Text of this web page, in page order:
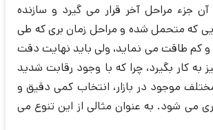
جزء مراحل آخر قرار می گیرد و سازنده
که متحمل شده و مراحل زمان بری که طی
و کم طاقت می نماید، ولی باید نهایت دقت
به کار بگیرد، چرا که با وجود رقابت شدید
مختلف موجود در بازار، انتخاب کمی دقیق و
می شود. به عنوان مثالی از این تنوع می